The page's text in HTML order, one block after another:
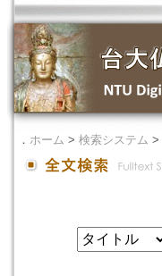
． ホーム > 検索システム >